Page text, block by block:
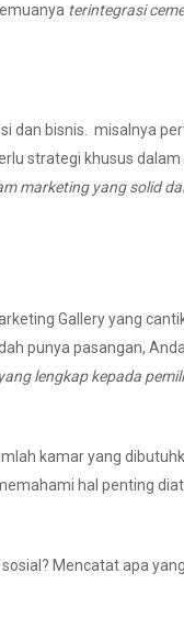
terintegrasi
dan bisnis. misalnya
strategi khusus
marketing yang solid
Gallery yang
punya pasangan,
lengkap kepada
kamar yang
hal penting
Mencatat apa